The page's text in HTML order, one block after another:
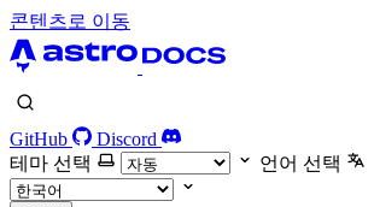
콘텐츠로 이동
GitHub
Discord
테마 선택
언어 선택